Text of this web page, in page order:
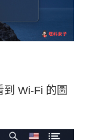
Wi-Fi 的圖